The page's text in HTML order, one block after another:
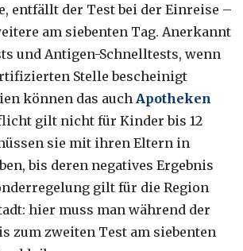
entfällt der Test bei der Einreise –
am siebenten Tag. Anerkannt
und Antigen-Schnelltests, wenn
Stelle bescheinigt
können das auch Apotheken
gilt nicht für Kinder bis 12
sie mit ihren Eltern in
bis deren negatives Ergebnis
gilt für die Region
hier muss man während der
zum zweiten Test am siebenten